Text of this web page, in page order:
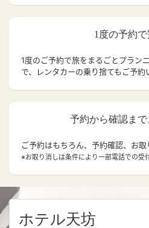
1度の予約で
1度のご予約で旅をまるごとプラン
で、レンタカーの乗り捨てもご予約
予約から確認ま
ご予約はもちろん、予約確認、お取
※お取り消しは条件により一部電話での受
ホテル天坊